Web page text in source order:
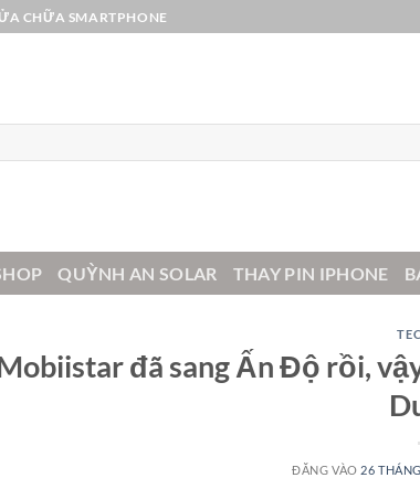
CHỮA SMARTPHONE
QUỲNH AN SOLAR THAY PIN IPHONE
đã sang Ấn Độ rồi,
ĐĂNG VÀO 26